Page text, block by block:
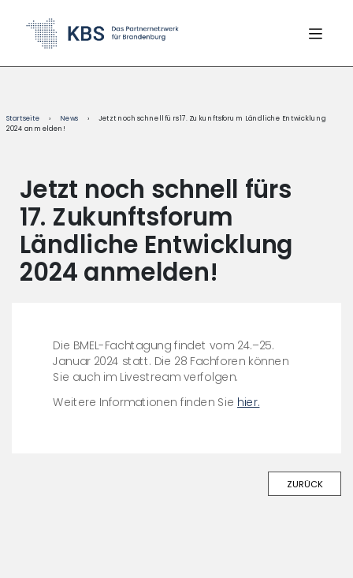
Startseite › News ›
Jetzt noch schnell fürs 17. Zukunftsforum Ländliche Entwicklung
2024 anmelden!
Jetzt noch schnell fürs
17. Zukunftsforum
Ländliche Entwicklung
2024 anmelden!
Die BMEL-Fachtagung findet vom 24.–25.
Januar 2024 statt. Die 28 Fachforen können
Sie auch im Livestream verfolgen.
Weitere Informationen finden Sie hier.
ZURÜCK